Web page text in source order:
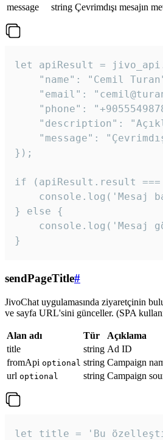
message
string Çevrimdışı mesajın
let apiResult =
"name": "Cemil
"email":
"phone":
"description":
"message":
});
if (apiResult.result
console.log('Mesaj
} else {
console.log('Mesaj
}
sendPageTitle#
JivoChat uygulamasında ziyaretçinin
ve sayfa URL'sini günceller. (SPA
Alan adı Tür
Açıklama
title
string Ad ID
fromApi optional string Campaign
url optional string Campaign
let title = 'Bu